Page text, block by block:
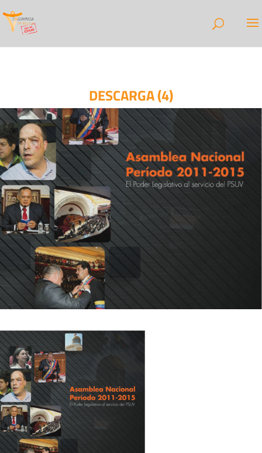
DESCARGA (4)